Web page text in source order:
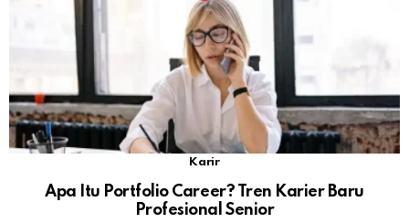
Karir
Apa Itu Portfolio Career? Tren Karier Baru
Profesional Senior